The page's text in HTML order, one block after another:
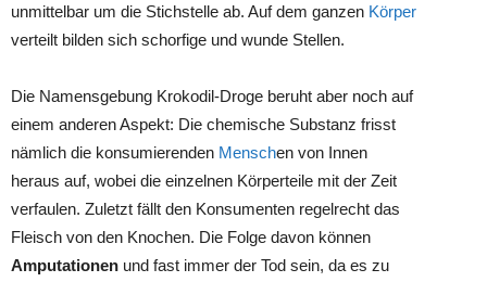
unmittelbar um die Stichstelle ab. Auf dem ganzen Körper
verteilt bilden sich schorfige und wunde Stellen.
Die Namensgebung Krokodil-Droge beruht aber noch auf
einem anderen Aspekt: Die chemische Substanz frisst
nämlich die konsumierenden Menschen von Innen
heraus auf, wobei die einzelnen Körperteile mit der Zeit
verfaulen. Zuletzt fällt den Konsumenten regelrecht das
Fleisch von den Knochen. Die Folge davon können
Amputationen und fast immer der Tod sein, da es zu